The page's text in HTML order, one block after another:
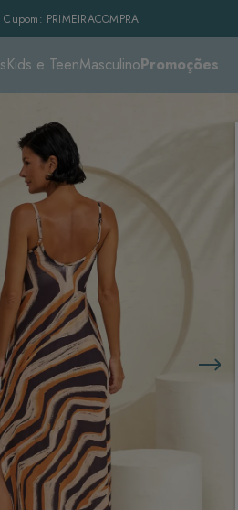
Cupom: PRIMEIRACOMPRA
Kids e TeenMasculinoPromoções